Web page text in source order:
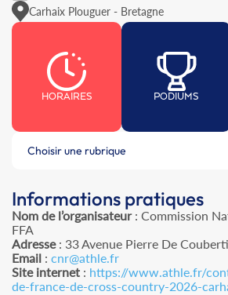
Carhaix Plouguer - Bretagne
HORAIRES PODIUMS
Choisir une rubrique
Informations pratiques
Nom de l’organisateur: Commission
FFA
Adresse: 33 Avenue Pierre De
Email : cnr@athle.fr
Site internet : https://www.athle.fr/
de-france-de-cross-country-2026-